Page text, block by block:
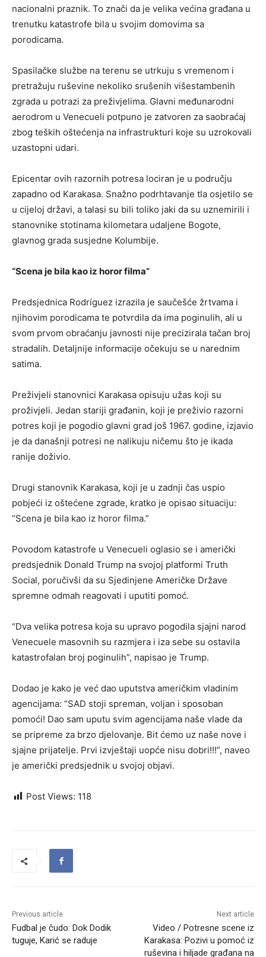
nacionalni praznik. To znači da je velika većina građana u
trenutku katastrofe bila u svojim domovima sa
porodicama.
Spasilačke službe na terenu se utrkuju s vremenom i
pretražuju ruševine nekoliko srušenih višestambenih
zgrada u potrazi za preživjelima. Glavni međunarodni
aerodrom u Venecueli potpuno je zatvoren za saobraćaj
zbog teških oštećenja na infrastrukturi koje su uzrokovali
uzastopni udari.
Epicentar ovih razornih potresa lociran je u području
zapadno od Karakasa. Snažno podrhtavanje tla osjetilo se
u cijeloj državi, a talasi su bili toliko jaki da su uznemirili i
stanovnike stotinama kilometara udaljene Bogote,
glavnog grada susjedne Kolumbije.
“Scena je bila kao iz horor filma”
Predsjednica Rodríguez izrazila je saučešće žrtvama i
njihovim porodicama te potvrdila da ima poginulih, ali u
svom prvom obraćanju javnosti nije precizirala tačan broj
stradalih. Detaljnije informacije očekuju se u narednim
satima.
Preživjeli stanovnici Karakasa opisuju užas koji su
proživjeli. Jedan stariji građanin, koji je preživio razorni
potres koji je pogodio glavni grad još 1967. godine, izjavio
je da današnji potresi ne nalikuju ničemu što je ikada
ranije doživio.
Drugi stanovnik Karakasa, koji je u zadnji čas uspio
pobjeći iz oštećene zgrade, kratko je opisao situaciju:
“Scena je bila kao iz horor filma.”
Povodom katastrofe u Venecueli oglasio se i američki
predsjednik Donald Trump na svojoj platformi Truth
Social, poručivši da su Sjedinjene Američke Države
spremne odmah reagovati i uputiti pomoć.
“Dva velika potresa koja su upravo pogodila sjajni narod
Venecuele masovnih su razmjera i iza sebe su ostavila
katastrofalan broj poginulih”, napisao je Trump.
Dodao je kako je već dao uputstva američkim vladinim
agencijama: “SAD stoji spreman, voljan i sposoban
pomoći! Dao sam uputu svim agencijama naše vlade da
se pripreme za brzo djelovanje. Bit ćemo uz naše nove i
sjajne prijatelje. Prvi izvještaji uopće nisu dobri!!!”, naveo
je američki predsjednik u svojoj objavi.
Post Views: 118
Previous article
Fudbal je čudo: Dok Dodik
tuguje, Karić se raduje
Next article
Video / Potresne scene iz
Karakasa: Pozivi u pomoć iz
ruševina i hiljade građana na